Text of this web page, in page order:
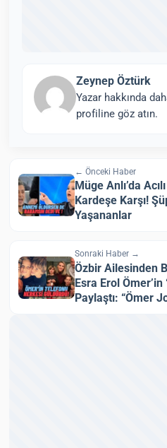
Zeynep Öztürk
Yazar hakkında
profiline göz atın.
← Önceki Haber
Müge Anlı’da
Kardeşe Karşı!
Yaşananlar
Sonraki Haber →
Özbir Ailesinden
Esra Erol
Paylaştı: “Ömer